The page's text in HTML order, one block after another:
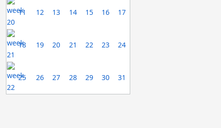
11 12 13 14 15 16 17
18 19 20 21 22 23 24
25 26 27 28 29 30 31